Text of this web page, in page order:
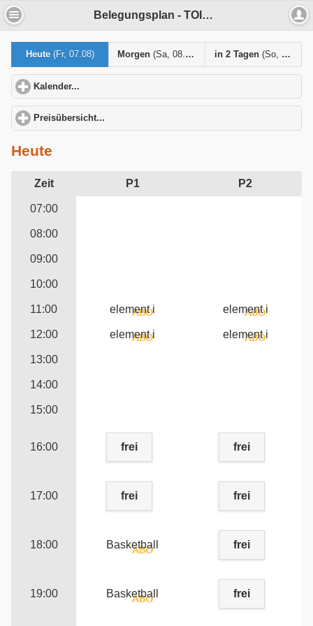
Belegungsplan - TOIMS MTV Karlsruhe
Heute (Fr, 07.08) Morgen(Sa, 08.08) in 2 Tagen (So, 09.08)
Kalender...
Preisübersicht...
Heute
Zeit P1 P2
07:00
08:00
09:00
10:00
11:00 element i element i
12:00 element i element i
13:00
14:00
15:00
16:00 frei frei
17:00 frei frei
18:00 Basketball frei
19:00 Basketball frei